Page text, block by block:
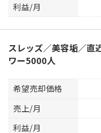
利益/月
スレッズ／美容垢／
ワー5000人
希望売却価格
売上/月
利益/月